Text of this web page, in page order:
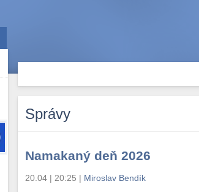
Správy
Namakaný deň 2026
20.04 | 20:25 | Miroslav Bendík